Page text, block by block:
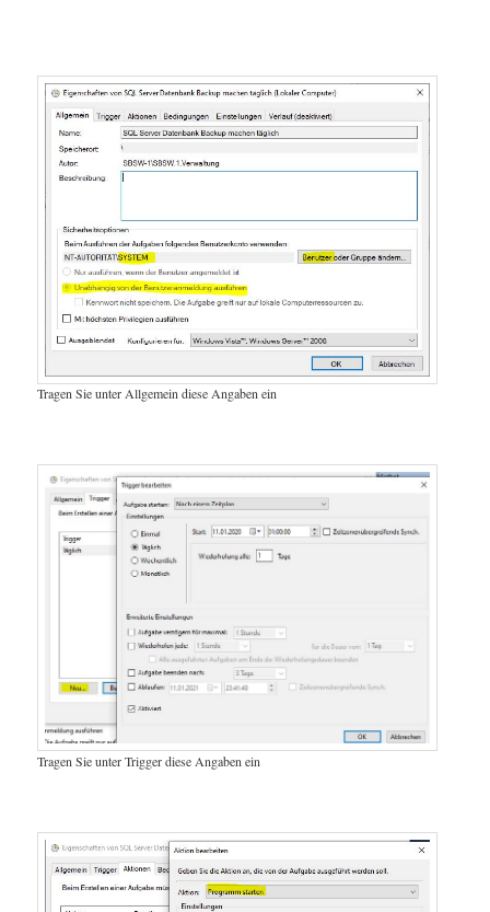
Tragen Sie unter Allgemein diese Angaben ein
Tragen Sie unter Trigger diese Angaben ein